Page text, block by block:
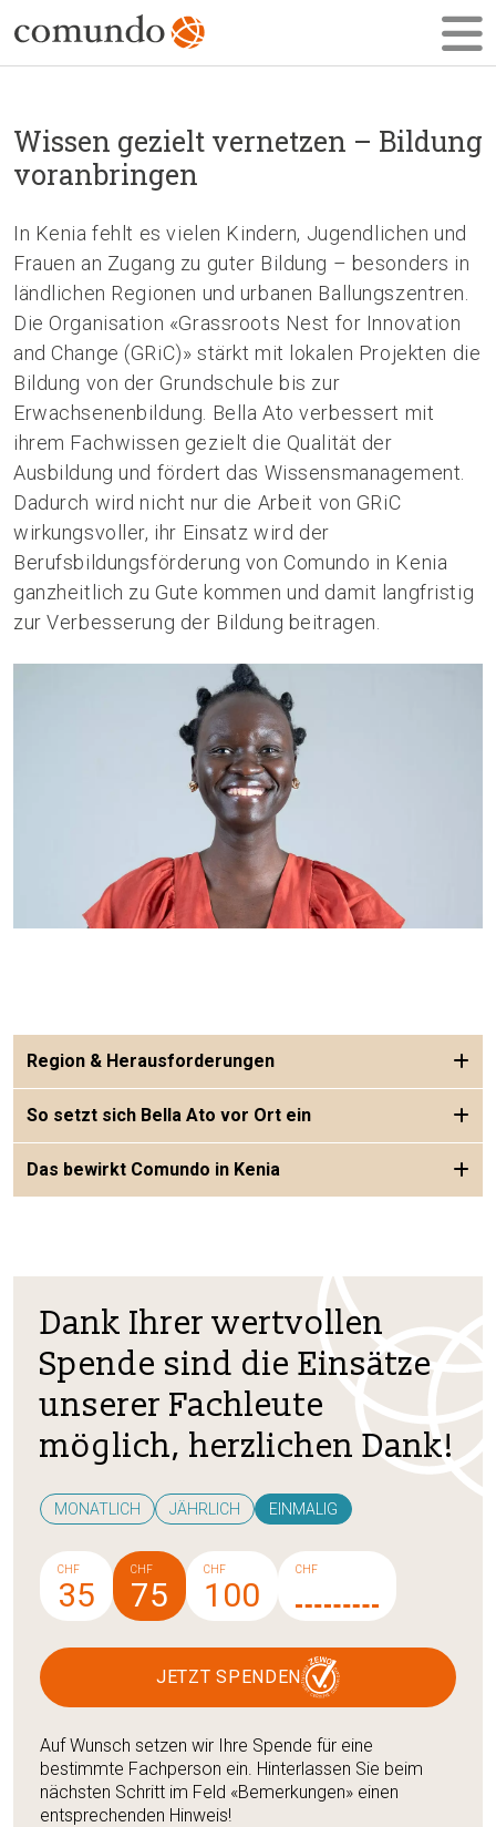
Wissen gezielt vernetzen – Bildung
voranbringen
In Kenia fehlt es vielen Kindern, Jugendlichen und
Frauen an Zugang zu guter Bildung – besonders in
ländlichen Regionen und urbanen Ballungszentren.
Die Organisation «Grassroots Nest for Innovation
and Change (GRiC)» stärkt mit lokalen Projekten die
Bildung von der Grundschule bis zur
Erwachsenenbildung. Bella Ato verbessert mit
ihrem Fachwissen gezielt die Qualität der
Ausbildung und fördert das Wissensmanagement.
Dadurch wird nicht nur die Arbeit von GRiC
wirkungsvoller, ihr Einsatz wird der
Berufsbildungsförderung von Comundo in Kenia
ganzheitlich zu Gute kommen und damit langfristig
zur Verbesserung der Bildung beitragen.
Region & Herausforderungen
So setzt sich Bella Ato vor Ort ein
Das bewirkt Comundo in Kenia
Dank Ihrer wertvollen
Spende sind die Einsätze
unserer Fachleute
möglich, herzlichen Dank!
MONATLICH JÄHRLICH EINMALIG
CHF
35
CHF
75
CHF
100
CHF
JETZT SPENDEN
Auf Wunsch setzen wir Ihre Spende für eine
bestimmte Fachperson ein. Hinterlassen Sie beim
nächsten Schritt im Feld «Bemerkungen» einen
entsprechenden Hinweis!